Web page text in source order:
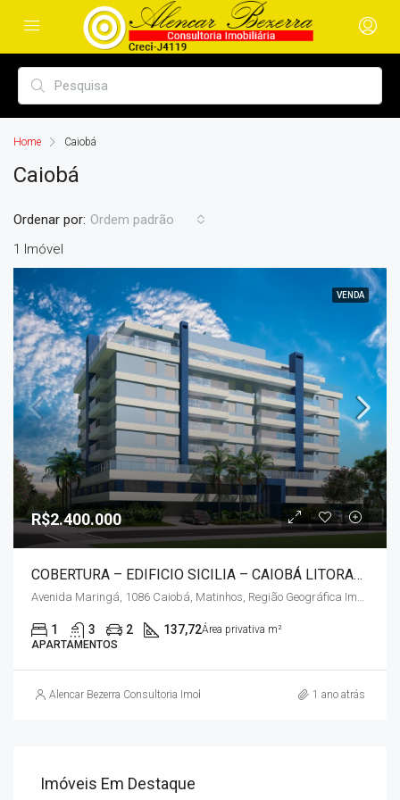
Home Caiobá
Caiobá
1 Imóvel
Ordenar por: Ordem padrão
VENDA
R$2.400.000
COBERTURA – EDIFICIO SICILIA – CAIOBÁ LITORAL – PR
1 3 2 137,72Área privativa m²
APARTAMENTOS
Alencar Bezerra Consultoria Imobiliária 1 ano atrás
Imóveis Em Destaque